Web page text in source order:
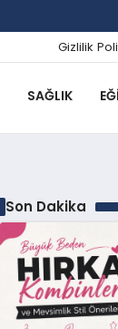
Gizlilik
SAĞLIK
Son Dakika